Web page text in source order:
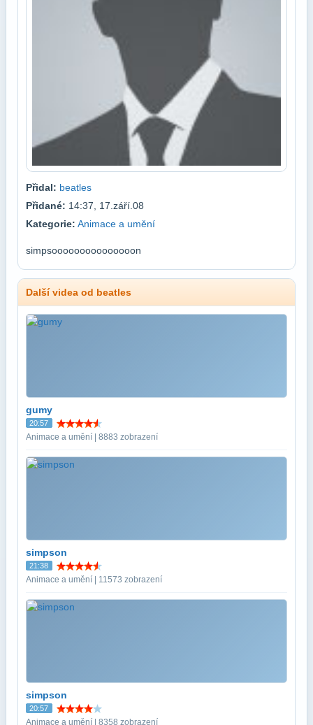
Přidal: beatles
Přidané: 14:37, 17.září.08
Kategorie: Animace a umění
simpsooooooooooooooon
Další videa od beatles
gumy
20:57
Animace a umění | 8883 zobrazení
simpson
21:38
Animace a umění | 11573 zobrazení
simpson
20:57
Animace a umění | 8358 zobrazení